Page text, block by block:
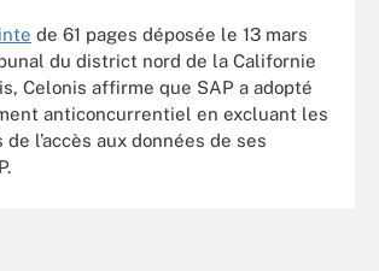
de 61 pages déposée le 13 mars
du district nord de la Californie
Celonis affirme que SAP a adopté
anticoncurrentiel en excluant les
l’accès aux données de ses